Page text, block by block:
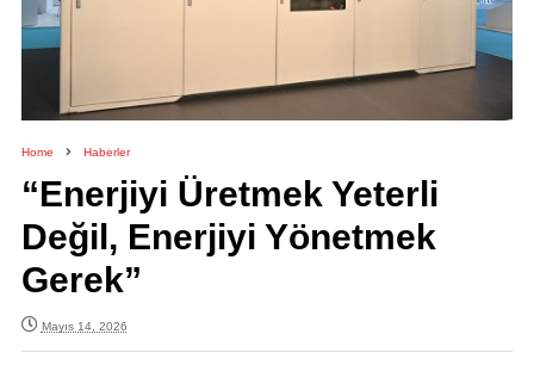
Home Haberler
“Enerjiyi Üretmek Yeterli
Değil, Enerjiyi Yönetmek
Gerek”
Mayıs 14, 2026